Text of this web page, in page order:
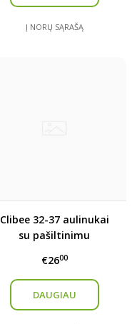
Į NORŲ SĄRAŠĄ
Clibee 32-37 aulinukai
su pašiltinimu
€2600
DAUGIAU